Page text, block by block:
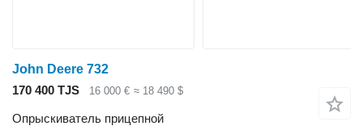
John Deere 732
170 400 TJS
16 000 € ≈ 18 490 $
Опрыскиватель прицепной